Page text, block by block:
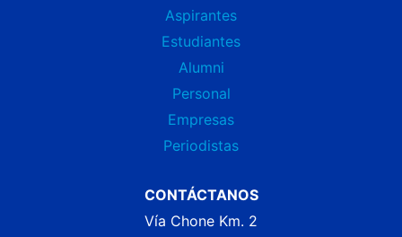
Aspirantes
Estudiantes
Alumni
Personal
Empresas
Periodistas
CONTÁCTANOS
Vía Chone Km. 2